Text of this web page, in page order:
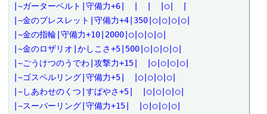
|~ガーターベルト|守備力+6|　|　|　|○|　|
|~金のブレスレット|守備力+4|350|○|○|○|○|
|~金の指輪|守備力+10|2000|○|○|○|○|
|~金のロザリオ|かしこさ+5|500|○|○|○|○|
|~ごうけつのうでわ|攻撃力+15|　|○|○|○|○|
|~ゴスペルリング|守備力+5|　|○|○|○|○|
|~しあわせのくつ|すばやさ+5|　|○|○|○|○|
|~スーパーリング|守備力+15|　|○|○|○|○|